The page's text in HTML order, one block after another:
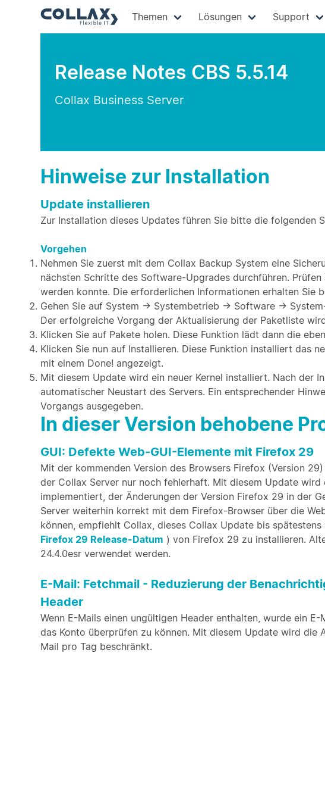
Themen Lösungen Support
Release Notes CBS 5.5.14
Collax Business Server
Hinweise zur Installation
Update installieren
Zur Installation dieses Updates führen Sie bitte die folgenden
Vorgehen
Nehmen Sie zuerst mit dem Collax Backup System eine
nächsten Schritte des Software-Upgrades durchführen.
werden konnte. Die erforderlichen Informationen erhalten Sie
Gehen Sie auf System → Systembetrieb → Software →
Der erfolgreiche Vorgang der Aktualisierung der Paketliste
Klicken Sie auf Pakete holen. Diese Funktion lädt dann die
Klicken Sie nun auf Installieren. Diese Funktion installiert das
mit einem Done! angezeigt.
Mit diesem Update wird ein neuer Kernel installiert. Nach der
automatischer Neustart des Servers. Ein entsprechender
Vorgangs ausgegeben.
In dieser Version behobene
GUI: Defekte Web-GUI-Elemente mit Firefox 29
Mit der kommenden Version des Browsers Firefox (Version
der Collax Server nur noch fehlerhaft. Mit diesem Update
implementiert, der Änderungen der Version Firefox 29 in der
Server weiterhin korrekt mit dem Firefox-Browser über die
können, empfiehlt Collax, dieses Collax Update bis spätestens
Firefox 29 Release-Datum ) von Firefox 29 zu installieren.
24.4.0esr verwendet werden.
E-Mail: Fetchmail - Reduzierung der
Header
Wenn E-Mails einen ungültigen Header enthalten, wurde ein
das Konto überprüfen zu können. Mit diesem Update wird die
Mail pro Tag beschränkt.